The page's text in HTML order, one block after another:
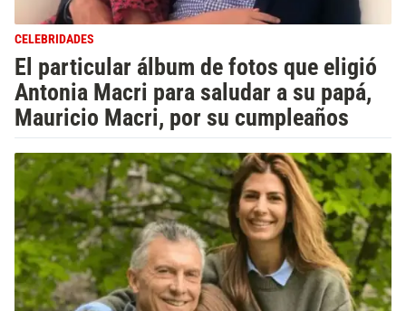
CELEBRIDADES
El particular álbum de fotos que eligió
Antonia Macri para saludar a su papá,
Mauricio Macri, por su cumpleaños